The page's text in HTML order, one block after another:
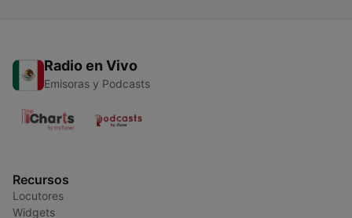
Radio en Vivo
Emisoras y Podcasts
Recursos
Locutores
Widgets